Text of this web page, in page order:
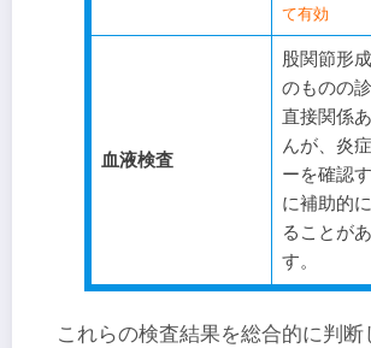
て有効
血液検査
股関節形
のものの
直接関係
んが、炎
ーを確認
に補助的
ることが
す。
これらの検査結果を総合的に判断